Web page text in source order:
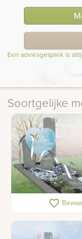
Een adviesgesprek is
Soortgelijke
Glazen hart in
kindermonument
favorite_border